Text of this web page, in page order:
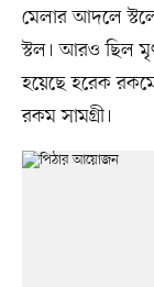
মেলার আদলে
স্টল। আরও ছিল
হয়েছে হরেক
রকম সামগ্রী।